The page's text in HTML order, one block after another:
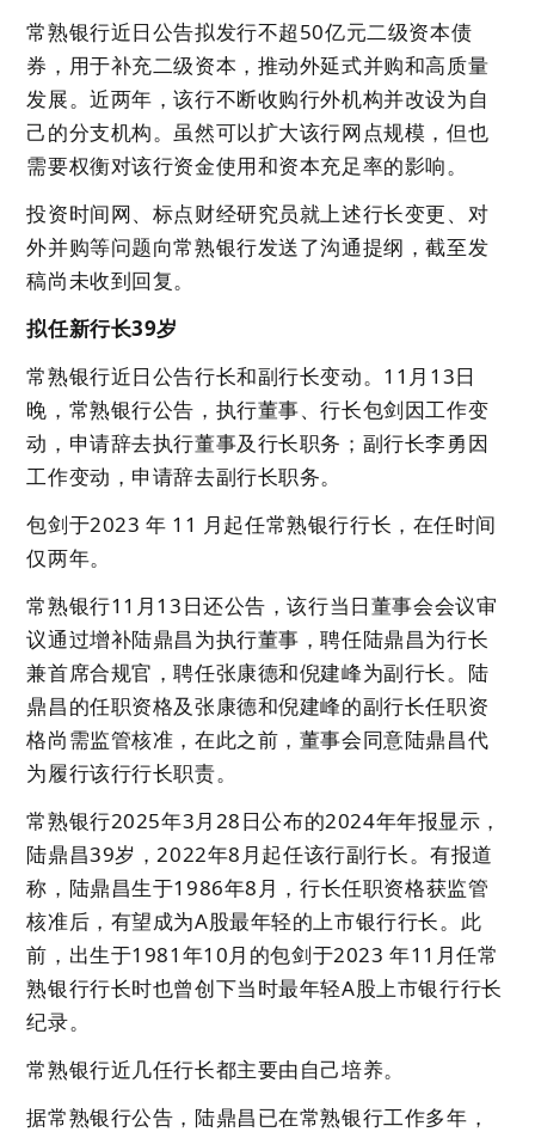
常熟银行近日公告拟发行不超50亿元二级资本债
券，用于补充二级资本，推动外延式并购和高质量
发展。近两年，该行不断收购行外机构并改设为自
己的分支机构。虽然可以扩大该行网点规模，但也
需要权衡对该行资金使用和资本充足率的影响。
投资时间网、标点财经研究员就上述行长变更、对
外并购等问题向常熟银行发送了沟通提纲，截至发
稿尚未收到回复。
拟任新行长39岁
常熟银行近日公告行长和副行长变动。11月13日
晚，常熟银行公告，执行董事、行长包剑因工作变
动，申请辞去执行董事及行长职务；副行长李勇因
工作变动，申请辞去副行长职务。
包剑于2023 年 11 月起任常熟银行行长，在任时间
仅两年。
常熟银行11月13日还公告，该行当日董事会会议审
议通过增补陆鼎昌为执行董事，聘任陆鼎昌为行长
兼首席合规官，聘任张康德和倪建峰为副行长。陆
鼎昌的任职资格及张康德和倪建峰的副行长任职资
格尚需监管核准，在此之前，董事会同意陆鼎昌代
为履行该行行长职责。
常熟银行2025年3月28日公布的2024年年报显示，
陆鼎昌39岁，2022年8月起任该行副行长。有报道
称，陆鼎昌生于1986年8月，行长任职资格获监管
核准后，有望成为A股最年轻的上市银行行长。此
前，出生于1981年10月的包剑于2023 年11月任常
熟银行行长时也曾创下当时最年轻A股上市银行行长
纪录。
常熟银行近几任行长都主要由自己培养。
据常熟银行公告，陆鼎昌已在常熟银行工作多年，